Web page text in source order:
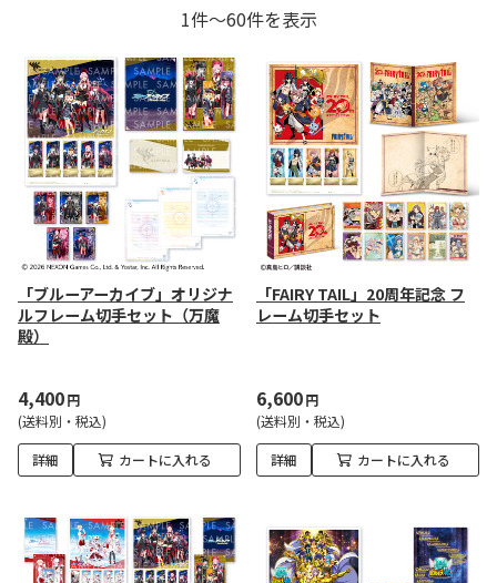
1件～60件を表示
「ブルーアーカイブ」オリジナ
ルフレーム切手セット（万魔
殿）
4,400円
(送料別・税込)
詳細 カートに入れる
「FAIRY TAIL」20周年記念 フ
レーム切手セット
6,600円
(送料別・税込)
詳細 カートに入れる